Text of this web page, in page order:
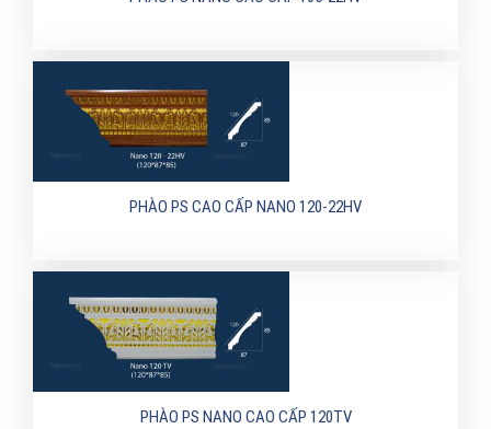
PHÀO PS CAO CẤP NANO 120-22HV
PHÀO PS NANO CAO CẤP 120TV